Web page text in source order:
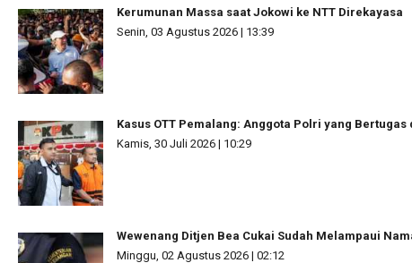
Kerumunan Massa saat Jokowi ke NTT Direkayasa
Senin, 03 Agustus 2026 | 13:39
Kasus OTT Pemalang: Anggota Polri yang Bertugas
Kamis, 30 Juli 2026 | 10:29
Wewenang Ditjen Bea Cukai Sudah Melampaui
Minggu, 02 Agustus 2026 | 02:12